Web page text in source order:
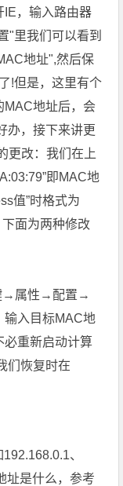
IE，输入路由器
"里我们可以看到
地址",然后保
!但是，这里有个
MAC地址后，会
办，接下来讲更
更改：我们在上
即MAC地
值”时格式为
面为两种修改
→属性→配置→
输入目标MAC地
重新启动计算
们恢复时在
、
址是什么，参考